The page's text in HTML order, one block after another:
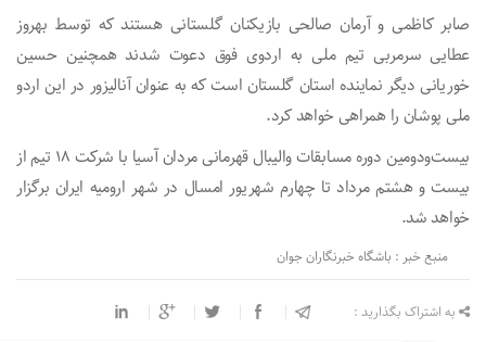
صابر کاظمی و آرمان صالحی بازیکنان گلستانی هستند که توسط بهروز
عطایی سرمربی تیم ملی به اردو‌ی فوق دعوت شدند همچنین حسین
خوریانی دیگر نماینده استان گلستان است که به عنوان آنالیزور در این اردو
ملی پوشان را همراهی خواهد کرد.
بیست‌ودومین دوره مسابقات والیبال قهرمانی مردان آسیا با شرکت ۱۸ تیم از
بیست و هشتم مرداد تا چهارم شهریور امسال در شهر ارومیه ایران برگزار
خواهد شد.
منبع خبر : باشگاه خبرنگاران جوان
به اشتراک بگذارید :